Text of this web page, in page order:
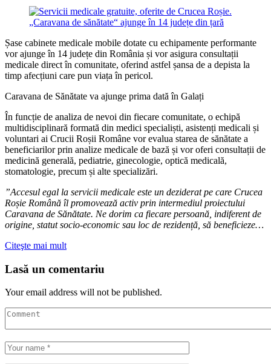
Șase cabinete medicale mobile dotate cu echipamente performante
vor ajunge în 14 județe din România și vor asigura consultații
medicale direct în comunitate, oferind astfel șansa de a depista la
timp afecțiuni care pun viața în pericol.
Caravana de Sănătate va ajunge prima dată în Galați
În funcție de analiza de nevoi din fiecare comunitate, o echipă
multidisciplinară formată din medici specialiști, asistenți medicali și
voluntari ai Crucii Roșii Române vor evalua starea de sănătate a
beneficiarilor prin analize medicale de bază și vor oferi consultații de
medicină generală, pediatrie, ginecologie, optică medicală,
stomatologie, precum și alte specializări.
”Accesul egal la servicii medicale este un deziderat pe care Crucea
Roșie Română îl promovează activ prin intermediul proiectului
Caravana de Sănătate. Ne dorim ca fiecare persoană, indiferent de
origine, statut socio-economic sau loc de rezidență, să beneficieze…
Citeşte mai mult
Lasă un comentariu
Your email address will not be published.